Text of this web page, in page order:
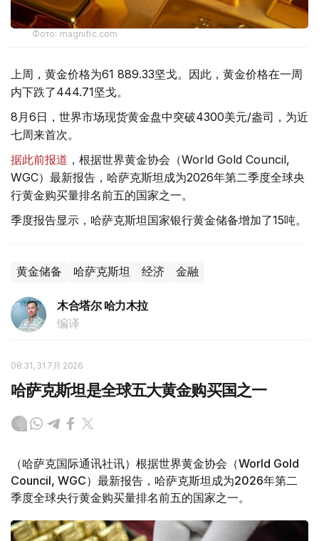
Фото: magnific.com
上周，黄金价格为61 889.33坚戈。因此，黄金价格在一周
内下跌了444.71坚戈。
8月6日，世界市场现货黄金盘中突破4300美元/盎司，为近
七周来首次。
据此前报道 ，根据世界黄金协会（World Gold Council,
WGC）最新报告，哈萨克斯坦成为2026年第二季度全球央
行黄金购买量排名前五的国家之一。
季度报告显示，哈萨克斯坦国家银行黄金储备增加了15吨。
黄金储备 哈萨克斯坦 经济 金融
木合塔尔 哈力木拉
编译
08:31, 31 7月 2026
哈萨克斯坦是全球五大黄金购买国之一
（哈萨克国际通讯社讯）根据世界黄金协会（World Gold
Council, WGC）最新报告，哈萨克斯坦成为2026年第二
季度全球央行黄金购买量排名前五的国家之一。